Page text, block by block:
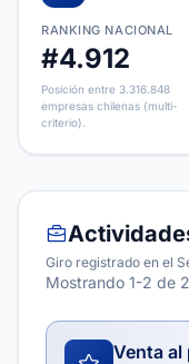
RANKING NACIONAL
#4.912
Posición entre 3.316.848
empresas chilenas (multi-
criterio).
Giro registrado en el
Mostrando 1-2 de 2
Venta al